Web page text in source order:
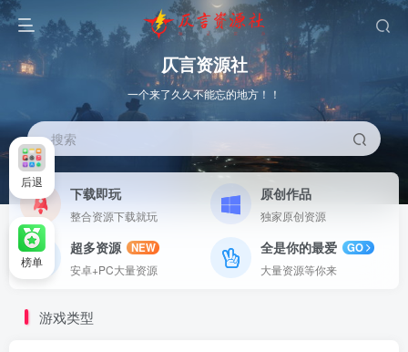
仄言资源社
一个来了久久不能忘的地方！！
搜索
下载即玩
整合资源下载就玩
原创作品
独家原创资源
超多资源
NEW
安卓+PC大量资源
全是你的最爱
GO
大量资源等你来
游戏类型
后退
榜单